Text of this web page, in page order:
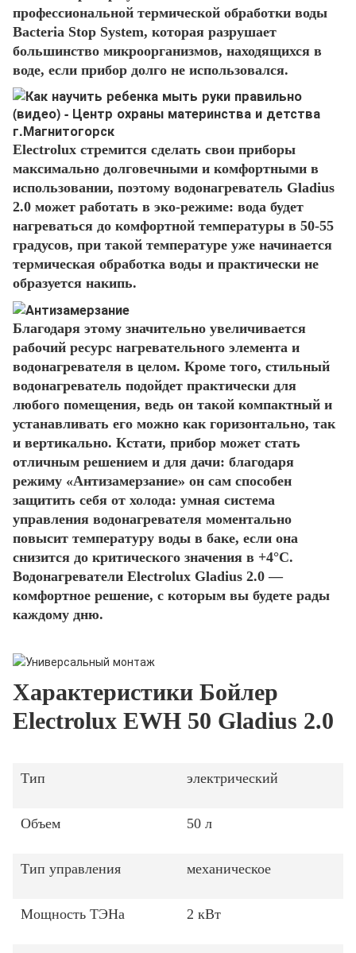
профессиональной термической обработки воды
Bacteria Stop System, которая разрушает
большинство микроорганизмов, находящихся в
воде, если прибор долго не использовался.
Electrolux стремится сделать свои приборы
максимально долговечными и комфортными в
использовании, поэтому водонагреватель Gladius
2.0 может работать в эко-режиме: вода будет
нагреваться до комфортной температуры в 50-55
градусов, при такой температуре уже начинается
термическая обработка воды и практически не
образуется накипь.
Благодаря этому значительно увеличивается
рабочий ресурс нагревательного элемента и
водонагревателя в целом. Кроме того, стильный
водонагреватель подойдет практически для
любого помещения, ведь он такой компактный и
устанавливать его можно как горизонтально, так
и вертикально. Кстати, прибор может стать
отличным решением и для дачи: благодаря
режиму «Антизамерзание» он сам способен
защитить себя от холода: умная система
управления водонагревателя моментально
повысит температуру воды в баке, если она
снизится до критического значения в +4°С.
Водонагреватели Electrolux Gladius 2.0 —
комфортное решение, с которым вы будете рады
каждому дню.
Характеристики Бойлер
Electrolux EWH 50 Gladius 2.0
Тип электрический
Объем 50 л
Тип управления механическое
Мощность ТЭНа 2 кВт